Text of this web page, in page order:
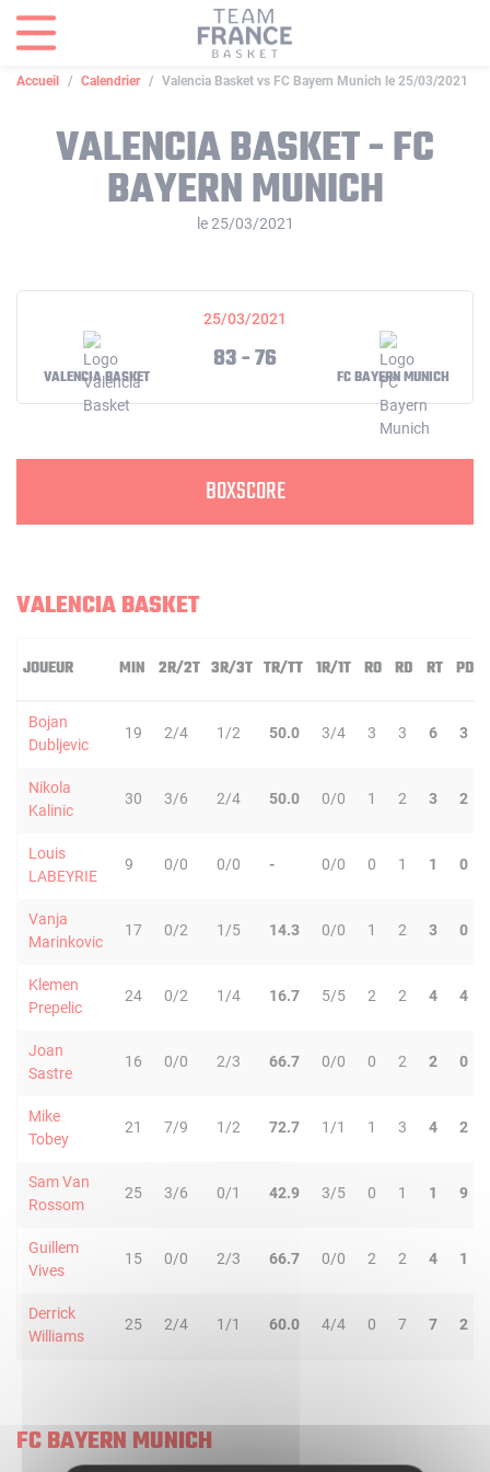
Accueil Calendrier Valencia Basket vs FC Bayern Munich le 25/03/2021
VALENCIA BASKET - FC
BAYERN MUNICH
le 25/03/2021
25/03/2021
VALENCIA BASKET
83 - 76
FC BAYERN MUNICH
BOXSCORE
VALENCIA BASKET
JOUEUR MIN 2R/2T 3R/3T TR/TT 1R/1T RO RD RT PD
Bojan
Dubljevic
19 2/4 1/2 50.0 3/4 3 3 6 3
Nikola
Kalinic
30 3/6 2/4 50.0 0/0 1 2 3 2
Louis
LABEYRIE
9 0/0 0/0 - 0/0 0 1 1 0
Vanja
Marinkovic
17 0/2 1/5 14.3 0/0 1 2 3 0
Klemen
Prepelic
24 0/2 1/4 16.7 5/5 2 2 4 4
Joan
Sastre
16 0/0 2/3 66.7 0/0 0 2 2 0
Mike
Tobey
21 7/9 1/2 72.7 1/1 1 3 4 2
Sam Van
Rossom
25 3/6 0/1 42.9 3/5 0 1 1 9
Guillem
Vives
15 0/0 2/3 66.7 0/0 2 2 4 1
Derrick
Williams
25 2/4 1/1 60.0 4/4 0 7 7 2
FC BAYERN MUNICH
Panneau de gestion des cookies